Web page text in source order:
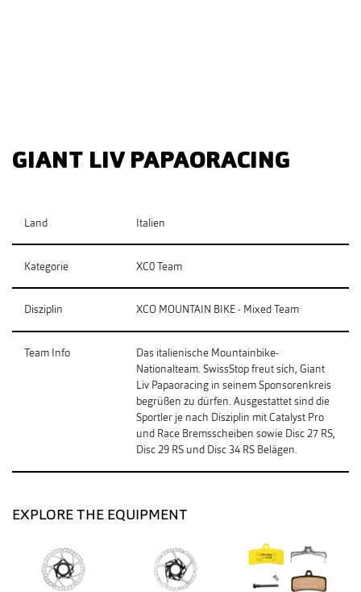
GIANT LIV PAPAORACING
Land Italien
Kategorie XC0 Team
Disziplin XCO MOUNTAIN BIKE - Mixed Team
Team Info
Das italienische Mountainbike-
Nationalteam. SwissStop freut sich, Giant
Liv Papaoracing in seinem Sponsorenkreis
begrüßen zu dürfen. Ausgestattet sind die
Sportler je nach Disziplin mit Catalyst Pro
und Race Bremsscheiben sowie Disc 27 RS,
Disc 29 RS und Disc 34 RS Belägen.
EXPLORE THE EQUIPMENT